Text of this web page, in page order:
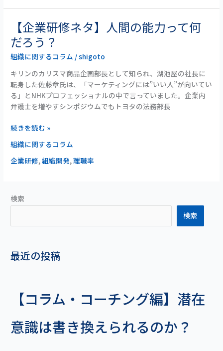
げ
た
商
社
の
管
理
の
【企業研修ネタ】人間の能力って何
だろう？
組織に関するコラム /shigoto
キリンのカリスマ商品企画部長として知られ、湖池屋の社長に
転身した佐藤章氏は、「マーケティングには”いい人”が向いてい
る」とNHKプロフェッショナルの中で言っていました。企業内
弁護士を増やすシンポジウムでもトヨタの法務部長
【企
業
研
修
タ】
人
間
の
能
力
っ
て
何
う？
続きを読む »
組織に関するコラム
企業研修,組織開発,離職率
検索
検索
最近の投稿
【コラム・コーチング編】潜在
意識は書き換えられるのか？